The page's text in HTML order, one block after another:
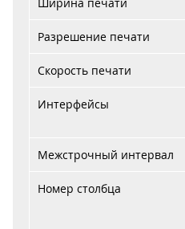
Разрешение печати
Скорость печати
Интерфейсы
Межстрочный интервал
Номер столбца